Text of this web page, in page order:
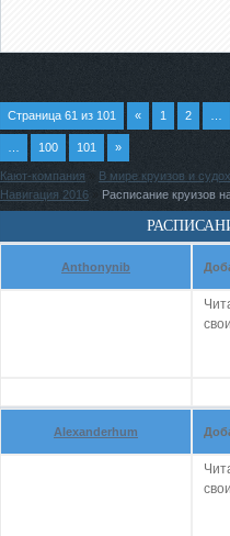
Страница 61 из 101 « 1 2
100 101 »
Кают-компания В мире круизов и
Навигация 2016
Расписание круизов
Anthonynib
Alexanderhum